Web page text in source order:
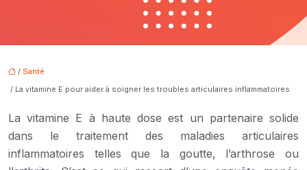
/ Santé
/ La vitamine E pour aider à soigner les troubles articulaires inflammatoires
La vitamine E à haute dose est un partenaire solide
dans le traitement des maladies articulaires
inflammatoires telles que la goutte, l’arthrose ou